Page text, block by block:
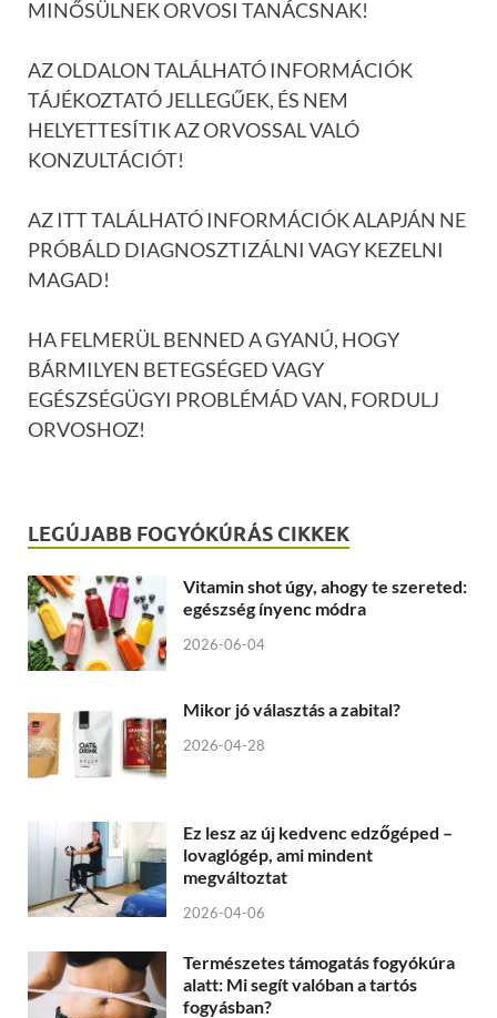
MINŐSÜLNEK ORVOSI TANÁCSNAK!
AZ OLDALON TALÁLHATÓ INFORMÁCIÓK
TÁJÉKOZTATÓ JELLEGŰEK, ÉS NEM
HELYETTESÍTIK AZ ORVOSSAL VALÓ
KONZULTÁCIÓT!
AZ ITT TALÁLHATÓ INFORMÁCIÓK ALAPJÁN NE
PRÓBÁLD DIAGNOSZTIZÁLNI VAGY KEZELNI
MAGAD!
HA FELMERÜL BENNED A GYANÚ, HOGY
BÁRMILYEN BETEGSÉGED VAGY
EGÉSZSÉGÜGYI PROBLÉMÁD VAN, FORDULJ
ORVOSHOZ!
LEGÚJABB FOGYÓKÚRÁS CIKKEK
Vitamin shot úgy, ahogy te szereted:
egészség ínyenc módra
2026-06-04
Mikor jó választás a zabital?
2026-04-28
Ez lesz az új kedvenc edzőgéped –
lovaglógép, ami mindent
megváltoztat
2026-04-06
Természetes támogatás fogyókúra
alatt: Mi segít valóban a tartós
fogyásban?